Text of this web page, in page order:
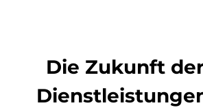
Die Zukunft